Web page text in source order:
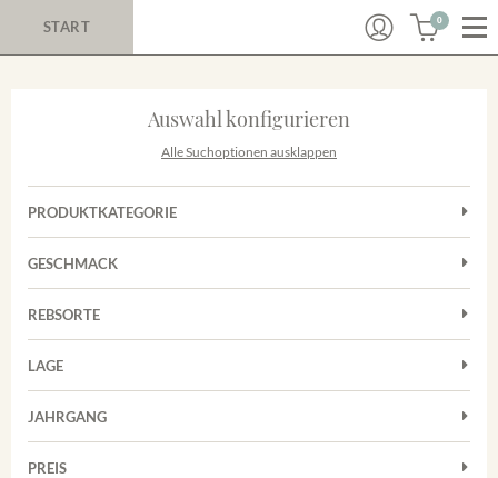
START 0
Auswahl konfigurieren
Alle Suchoptionen ausklappen
PRODUKTKATEGORIE
Cuvées
Rosé
Weißwein
GESCHMACK
Trocken
REBSORTE
Chardonnay
Grauburgunder
LAGE
Achkarrer Schlossberg
Vorderer Winklerberg
JAHRGANG
PREIS